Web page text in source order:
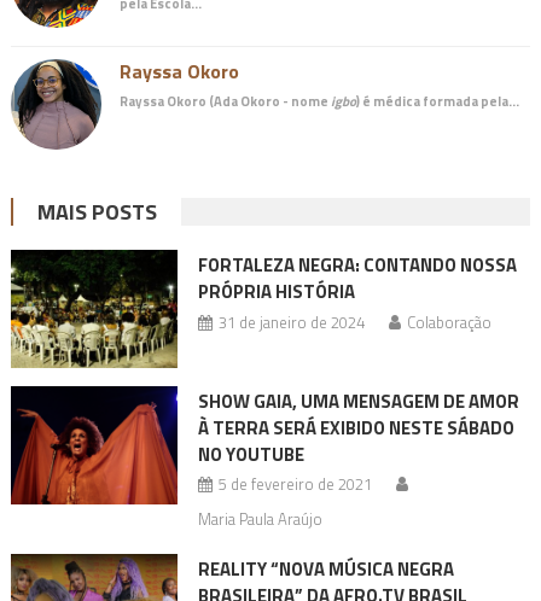
Rayssa Okoro
Rayssa Okoro (Ada Okoro - nome igbo) é médicaformada pela…
MAIS POSTS
FORTALEZA NEGRA: CONTANDO NOSSA
PRÓPRIA HISTÓRIA
31 de janeiro de 2024 Colaboração
SHOW GAIA, UMA MENSAGEM DE AMOR
À TERRA SERÁ EXIBIDO NESTE SÁBADO
NO YOUTUBE
5 de fevereiro de 2021
Maria Paula Araújo
REALITY “NOVA MÚSICA NEGRA
BRASILEIRA” DA AFRO.TV BRASIL